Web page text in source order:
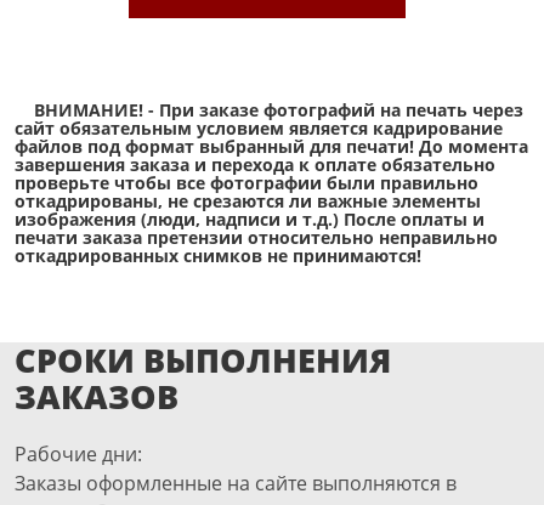
ВНИМАНИЕ! - При заказе фотографий на печать через
сайт обязательным условием является кадрирование
файлов под формат выбранный для печати! До момента
завершения заказа и перехода к оплате обязательно
проверьте чтобы все фотографии были правильно
откадрированы, не срезаются ли важные элементы
изображения (люди, надписи и т.д.) После оплаты и
печати заказа претензии относительно неправильно
откадрированных снимков не принимаются!
СРОКИ ВЫПОЛНЕНИЯ
ЗАКАЗОВ
Рабочие дни:
Заказы оформленные на сайте выполняются в